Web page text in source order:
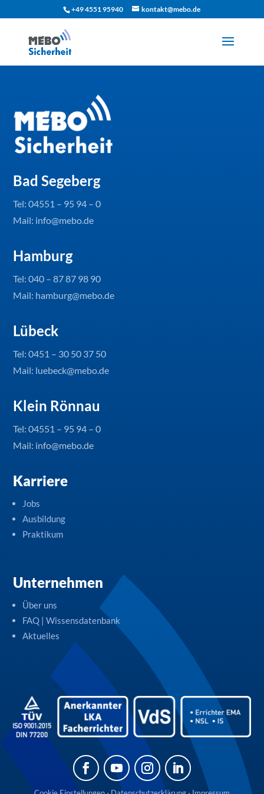
+49 4551 95940 kontakt@mebo.de
Bad Segeberg
Tel:04551 – 95 94 – 0
Mail: info@mebo.de
Hamburg
Tel:040 – 87 87 98 90
Mail: hamburg@mebo.de
Lübeck
Tel:0451 – 30 50 37 50
Mail: luebeck@mebo.de
Klein Rönnau
Tel:04551 – 95 94 – 0
Mail: info@mebo.de
Karriere
Jobs
Ausbildung
Praktikum
Unternehmen
Über uns
FAQ | Wissensdatenbank
Aktuelles